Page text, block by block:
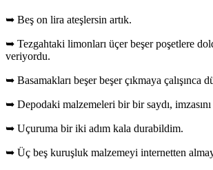
➥ Beş on lira ateşlersin artık.
➥ Tezgahtaki limonları üçer beşer poşetlere
veriyordu.
➥ Basamakları beşer beşer çıkmaya çalışınca
➥ Depodaki malzemeleri bir bir saydı, imzasını
➥ Uçuruma bir iki adım kala durabildim.
➥ Üç beş kuruşluk malzemeyi internetten